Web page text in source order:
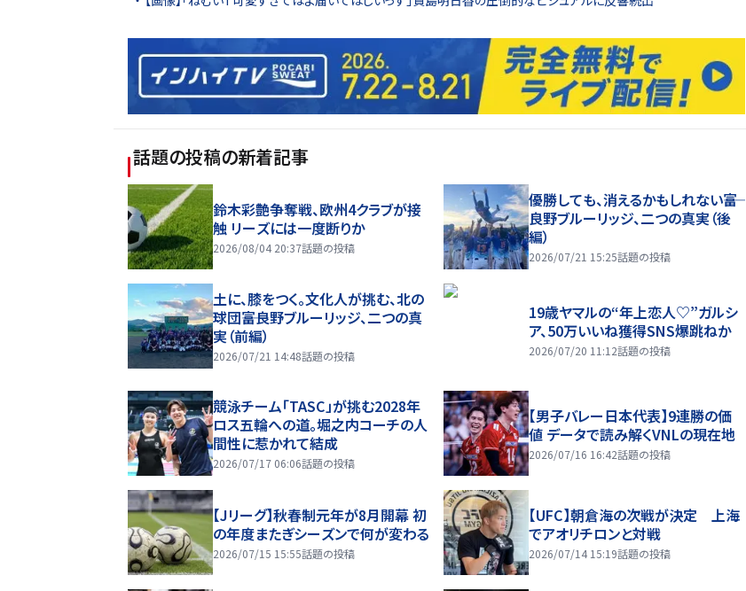
話題の投稿の新着記事
鈴木彩艶争奪戦、欧州4クラブが接
触 リーズには一度断りか
2026/08/04 20:37話題の投稿
優勝しても、消えるかもしれない――富
良野ブルーリッジ、二つの真実（後
編）
2026/07/21 15:25話題の投稿
土に、膝をつく。文化人が挑む、北の
球団――富良野ブルーリッジ、二つの真
実（前編）
2026/07/21 14:48話題の投稿
19歳ヤマルの“年上恋人♡”ガルシ
ア、50万いいね獲得SNS爆跳ねか
2026/07/20 11:12話題の投稿
競泳チーム「TASC」が挑む2028年
ロス五輪への道。堀之内コーチの人
間性に惹かれて結成
2026/07/17 06:06話題の投稿
【男子バレー日本代表】9連勝の価
値 データで読み解くVNLの現在地
2026/07/16 16:42話題の投稿
【Jリーグ】秋春制元年が8月開幕 初
の年度またぎシーズンで何が変わる
2026/07/15 15:55話題の投稿
【UFC】朝倉海の次戦が決定 上海
でアオリチロンと対戦
2026/07/14 15:19話題の投稿